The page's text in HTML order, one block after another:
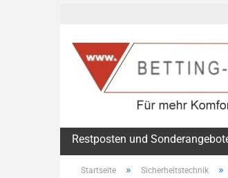
Restposten und
Startseite » Sicherheitstechnik »